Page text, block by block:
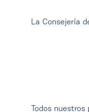
La Consejería
Todos